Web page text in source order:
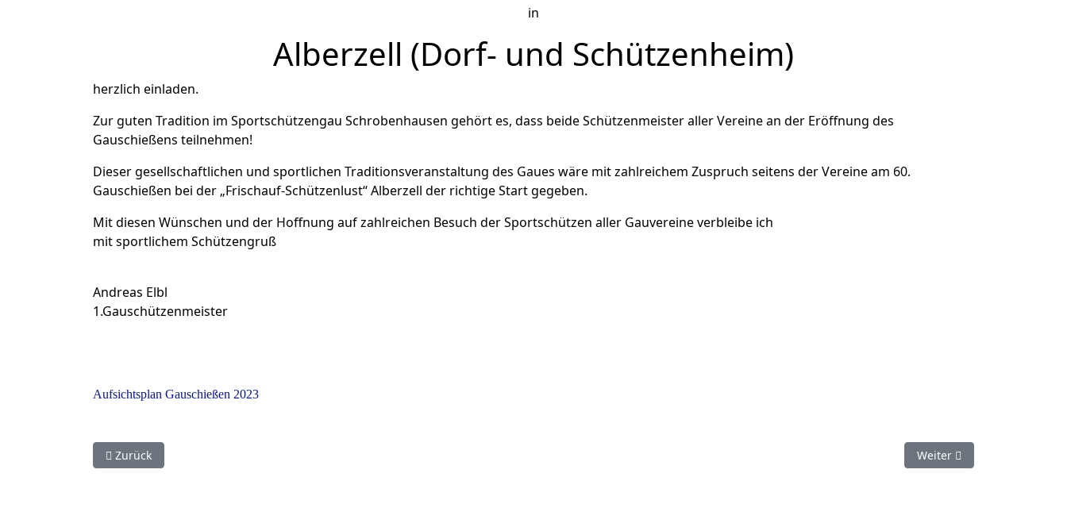
in
Alberzell (Dorf- und Schützenheim)
herzlich einladen.
Zur guten Tradition im Sportschützengau Schrobenhausen gehört es, dass beide Schützenmeister aller Vereine an der Eröffnung des
Gauschießens teilnehmen!
Dieser gesellschaftlichen und sportlichen Traditionsveranstaltung des Gaues wäre mit zahlreichem Zuspruch seitens der Vereine am 60.
Gauschießen bei der „Frischauf-Schützenlust“ Alberzell der richtige Start gegeben.
Mit diesen Wünschen und der Hoffnung auf zahlreichen Besuch derSportschützen aller Gauvereine verbleibe ich
mit sportlichem Schützengruß
Andreas Elbl
1.Gauschützenmeister
Aufsichtsplan Gauschießen 2023
Vorheriger Beitrag: 13. Schießtag RWK-LG 2022/2023
Zurück Nächster Beitrag:
Weiter